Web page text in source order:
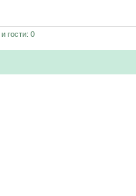
и гости: 0